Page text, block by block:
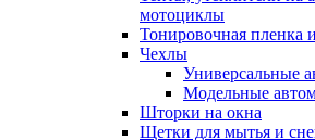
мотоциклы
Тонировочная пленка
Чехлы
Универсальные
Модельные
Шторки на окна
Щетки для мытья и